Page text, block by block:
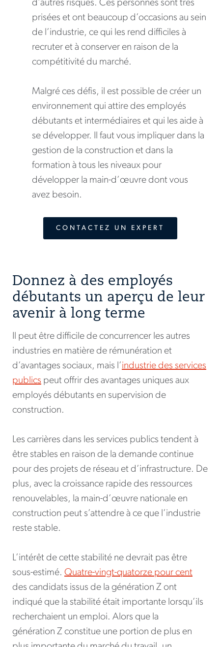
d’autres risques. Ces personnes sont très
prisées et ont beaucoup d’occasions au sein
de l’industrie, ce qui les rend difficiles à
recruter et à conserver en raison de la
compétitivité du marché.
Malgré ces défis, il est possible de créer un
environnement qui attire des employés
débutants et intermédiaires et qui les aide à
se développer. Il faut vous impliquer dans la
gestion de la construction et dans la
formation à tous les niveaux pour
développer la main-d’œuvre dont vous
avez besoin.
CONTACTEZ UN EXPERT
Donnez à des employés
débutants un aperçu de leur
avenir à long terme
Il peut être difficile de concurrencer les autres
industries en matière de rémunération et
d’avantages sociaux, mais l’industrie des services
publics peut offrir des avantages uniques aux
employés débutants en supervision de
construction.
Les carrières dans les services publics tendent à
être stables en raison de la demande continue
pour des projets de réseau et d’infrastructure. De
plus, avec la croissance rapide des ressources
renouvelables, la main-d’œuvre nationale en
construction peut s’attendre à ce que l’industrie
reste stable.
L’intérêt de cette stabilité ne devrait pas être
sous-estimé. Quatre-vingt-quatorze pour cent
des candidats issus de la génération Z ont
indiqué que la stabilité était importante lorsqu’ils
recherchaient un emploi. Alors que la
génération Z constitue une portion de plus en